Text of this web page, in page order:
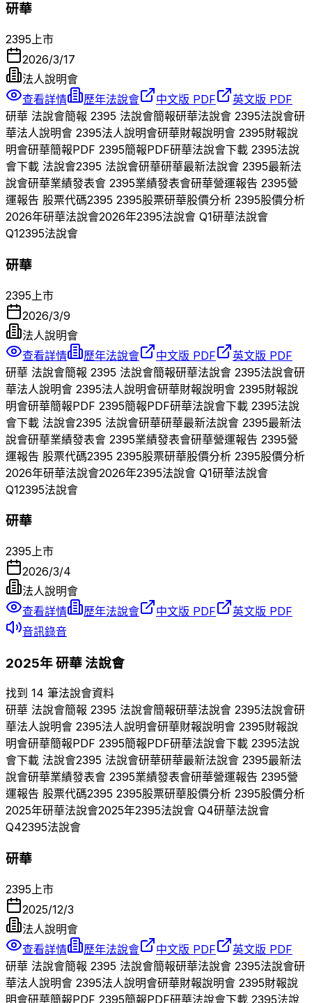
研華
2395上市
2026/3/17
法人說明會
查看詳情
歷年法說會 中文版 PDF
英文版 PDF
研華 法說會簡報 2395 法說會簡報研華法說會 2395法說會研
華法人說明會 2395法人說明會研華財報說明會 2395財報說
明會研華簡報PDF 2395簡報PDF研華法說會下載 2395法說
會下載 法說會2395 法說會研華研華最新法說會 2395最新法
說會研華業績發表會 2395業績發表會研華營運報告 2395營
運報告 股票代碼2395 2395股票研華股價分析 2395股價分析
2026年研華法說會2026年2395法說會 Q1研華法說會
Q12395法說會
研華
2395 上市
2026/3/9
法人說明會
查看詳情
歷年法說會 中文版 PDF
英文版 PDF
研華 法說會簡報 2395 法說會簡報研華法說會 2395法說會研
華法人說明會 2395法人說明會研華財報說明會 2395財報說
明會研華簡報PDF 2395簡報PDF研華法說會下載 2395法說
會下載 法說會2395 法說會研華研華最新法說會 2395最新法
說會研華業績發表會 2395業績發表會研華營運報告 2395營
運報告 股票代碼2395 2395股票研華股價分析 2395股價分析
2026年研華法說會2026年2395法說會 Q1研華法說會
Q12395法說會
研華
2395 上市
2026/3/4
法人說明會
查看詳情
歷年法說會 中文版 PDF
英文版 PDF
音訊錄音
2025年研華法說會
找到 14 筆法說會資料
研華 法說會簡報 2395 法說會簡報研華法說會 2395法說會研
華法人說明會 2395法人說明會研華財報說明會 2395財報說
明會研華簡報PDF 2395簡報PDF研華法說會下載 2395法說
會下載 法說會2395 法說會研華研華最新法說會 2395最新法
說會研華業績發表會 2395業績發表會研華營運報告 2395營
運報告 股票代碼2395 2395股票研華股價分析 2395股價分析
2025年研華法說會2025年2395法說會 Q4研華法說會
Q42395法說會
研華
2395 上市
2025/12/3
法人說明會
查看詳情
歷年法說會 中文版 PDF
英文版 PDF
研華 法說會簡報 2395 法說會簡報研華法說會 2395法說會研
華法人說明會 2395法人說明會研華財報說明會 2395財報說
明會研華簡報PDF 2395簡報PDF研華法說會下載 2395法說